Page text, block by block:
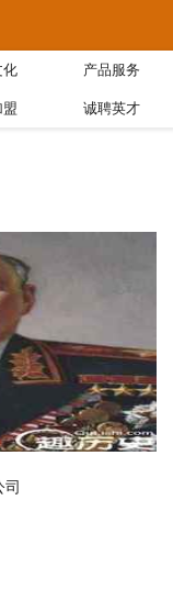
化 产品服务
诚聘英才